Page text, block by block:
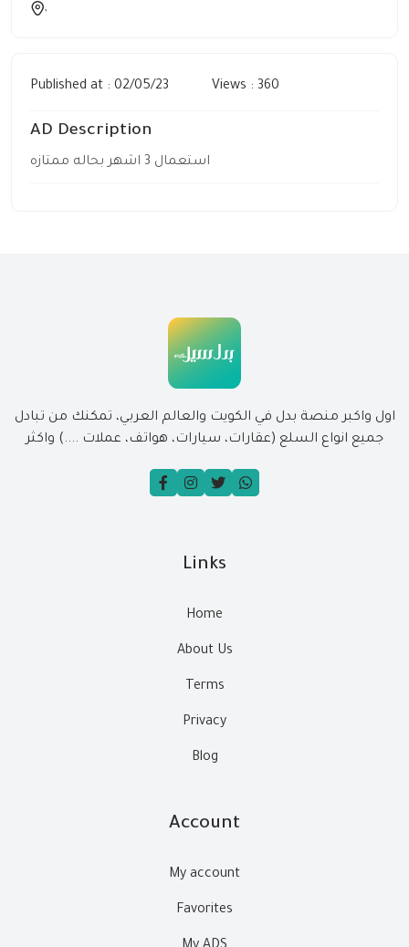
,
Published at : 02/05/23 Views : 360
AD Description
استعمال 3 اشهر بحاله ممتازه
اول واكبر منصة بدل في الكويت والعالم العربي، تمكنك من تبادل
جميع انواع السلع (عقارات، سيارات، هواتف، عملات ....) واكثر
Links
Home
About Us
Terms
Privacy
Blog
Account
My account
Favorites